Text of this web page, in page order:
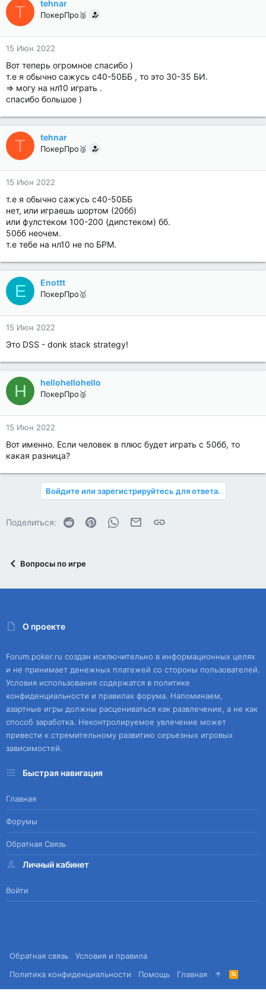
T tehnar
ПокерПро🥈
15 Июн 2022
Вот теперь огромное спасибо )
т.е я обычно сажусь с40-50ББ , то это 30-35 БИ.
=> могу на нл10 играть .
спасибо большое )
T tehnar
ПокерПро🥈
15 Июн 2022
т.е я обычно сажусь с40-50ББ
нет, или играешь шортом (20бб)
или фулстеком 100-200 (дипстеком) бб.
50бб неочем.
т.е тебе на нл10 не по БРМ.
E Enottt
ПокерПро🥇
15 Июн 2022
Это DSS - donk stack strategy!
H hellohellohello
ПокерПро🥈
15 Июн 2022
Вот именно. Если человек в плюс будет играть с 50бб, то
какая разница?
Войдите или зарегистрируйтесь для ответа.
Поделиться: Reddit PinterestWhatsAppЭлектронная почта
Ссылка
Вопросы по игре
О проекте
Forum.poker.ru создан исключительно в информационных целях
и не принимает денежных платежей со стороны пользователей.
Условия использования содержатся в политике
конфиденциальности и правилах форума. Напоминаем,
азартные игры должны расцениваться как развлечение, а не как
способ заработка. Неконтролируемое увлечение может
привести к стремительному развитию серьезных игровых
зависимостей.
Быстрая навигация
Главная
Форумы
Обратная Связь
Личный кабинет
Войти
Обратная связь
Условия и правила
Политика конфиденциальности
Помощь Главная
R
S
S